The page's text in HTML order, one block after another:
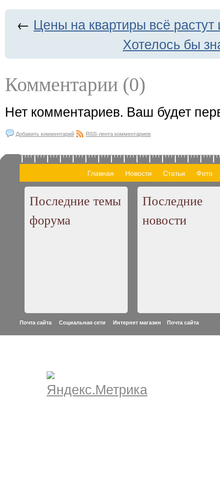
← Цены на квартиры всё
Хотелось бы
Комментарии (0)
Нет комментариев. Ваш будет
Добавить комментарий RSS-лента комментариев
Главная Новости Статьи Фото
Последние темы
форума
Последние
новости
Почта сайта Социальная сети Интернет магазин Почта сайта